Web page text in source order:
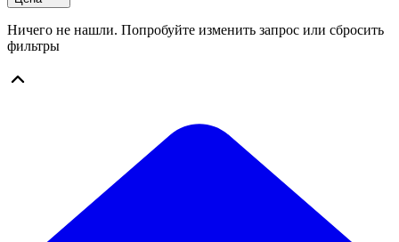
Ничего не нашли. Попробуйте изменить запрос или сбросить
фильтры